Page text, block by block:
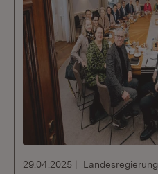
29.04.2025 Landesregierung